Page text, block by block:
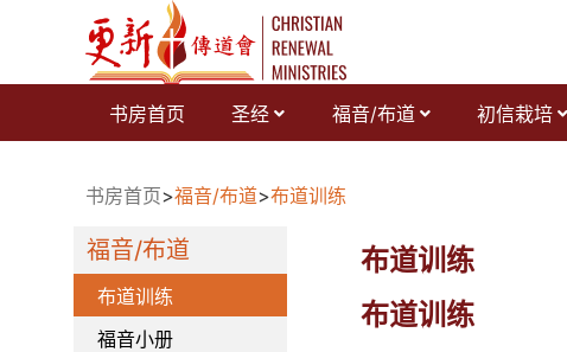
书房首页 圣经 福音/布道 初信栽培
书房首页>福音/布道>布道训练
福音/布道
布道训练
福音小册
布道训练
布道训练